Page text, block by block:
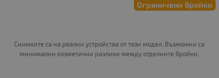
Ограничени бройки
Снимките са на реални устройства от този модел. Възможни са
минимални козметични разлики между отделните бройки.